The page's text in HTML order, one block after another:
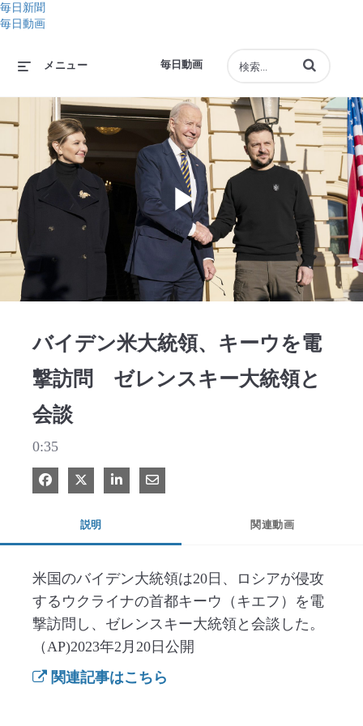
毎日新聞
毎日動画
毎日動画
メニュー 動画の検索語句
Play
バイデン米大統領、キーウを電
撃訪問 ゼレンスキー大統領と
会談
0:35
Facebook で共有
Xで共有する
LinkedIn で共有
電子メールで共有
説明 関連動画
米国のバイデン大統領は20日、ロシアが侵攻
するウクライナの首都キーウ（キエフ）を電
撃訪問し、ゼレンスキー大統領と会談した。
（AP)2023年2月20日公開
関連記事はこちら